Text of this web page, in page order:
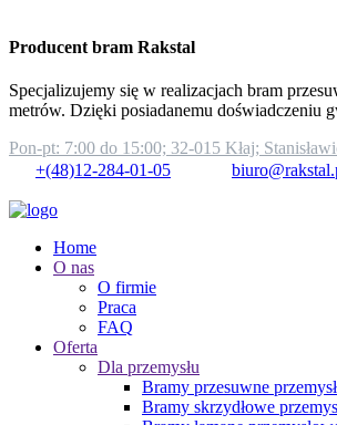
Producent bram Rakstal
Specjalizujemy się w realizacjach bram
metrów. Dzięki posiadanemu doświadczeniu
Pon-pt: 7:00 do 15:00; 32-015 Kłaj;
+(48)12-284-01-05
Home
O nas
O firmie
Praca
FAQ
Oferta
Dla przemysłu
Bramy przesuwne
Bramy skrzydłowe